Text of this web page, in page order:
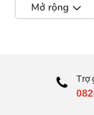
Mở rộng
Trợ